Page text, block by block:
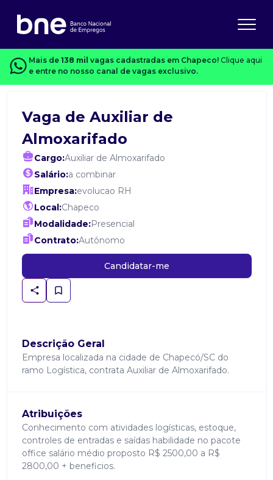
Mais de 138 mil vagas cadastradas em Chapeco! Clique aqui
e entre no nosso canal de vagas exclusivo.
Vaga de Auxiliar de
Almoxarifado
Cargo:Auxiliar de Almoxarifado
Salário:a combinar
Empresa:evolucao RH
Local:Chapeco
Modalidade:Presencial
Contrato:Autônomo
Candidatar-me
Descrição Geral
Empresa localizada na cidade de Chapecó/SC do
ramo Logística, contrata Auxiliar de Almoxarifado.
Atribuições
Conhecimento com atividades logísticas, estoque,
controles de entradas e saídas habilidade no pacote
office salário médio proposto R$ 2500,00 a R$
2800,00 + beneficios.